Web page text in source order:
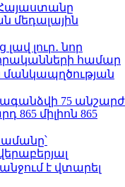
մեդալային
լուր․ նոր
համար
մանկապղծության
75 անշարժ
865 միլիոն 865
է վտարել